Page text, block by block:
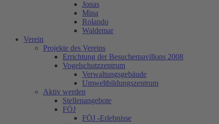
Jonas
Mina
Rolando
Waldemar
Verein
Projekte des Vereins
Errichtung der Besucherpavillons 2008
Vogelschutzzentrum
Verwaltungsgebäude
Umweltbildungszentrum
Aktiv werden
Stellenangebote
FÖJ
FÖJ -Erlebnisse